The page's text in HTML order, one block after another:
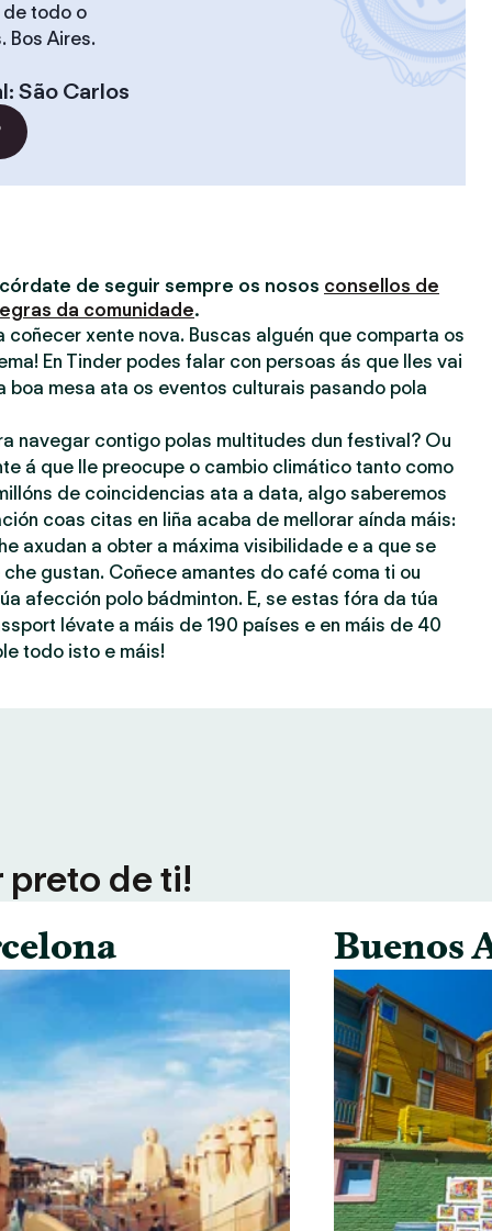
todo o
Bos Aires.
: São Carlos
de seguir sempre os nosos consellos de
da comunidade.
coñecer xente nova. Buscas alguén que comparta os
En Tinder podes falar con persoas ás que lles vai
boa mesa ata os eventos culturais pasando pola
navegar contigo polas multitudes dun festival? Ou
á que lle preocupe o cambio climático tanto como
de coincidencias ata a data, algo saberemos
coas citas en liña acaba de mellorar aínda máis:
axudan a obter a máxima visibilidade e a que se
gustan. Coñece amantes do café coma ti ou
afección polo bádminton. E, se estas fóra da túa
lévate a máis de 190 países e en máis de 40
todo isto e máis!
preto de ti!
Buenos